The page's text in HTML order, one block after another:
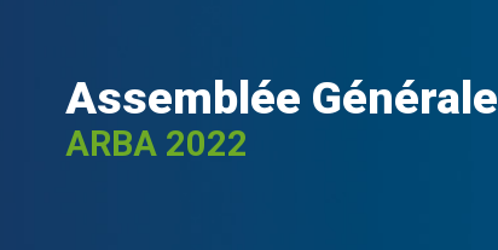
Assemblée Générale
ARBA 2022